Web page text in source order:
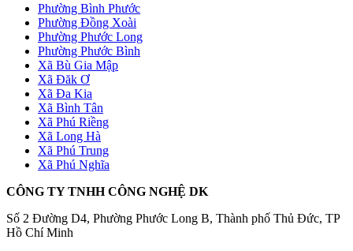
Phường Bình Phước
Phường Đồng Xoài
Phường Phước Long
Phường Phước Bình
Xã Bù Gia Mập
Xã Đăk Ơ
Xã Đa Kia
Xã Bình Tân
Xã Phú Riềng
Xã Long Hà
Xã Phú Trung
Xã Phú Nghĩa
CÔNG TY TNHH CÔNG NGHỆ DK
Số 2 Đường D4, Phường Phước Long B, Thành phố Thủ Đức, TP
Hồ Chí Minh